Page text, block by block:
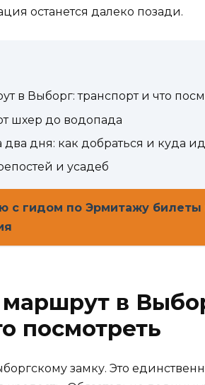
останется далеко позади.
в Выборг: транспорт и что
шхер до водопада
дня: как добраться и куда
и усадеб
с гидом по Эрмитажу билеты
в
посмотреть
замку. Это